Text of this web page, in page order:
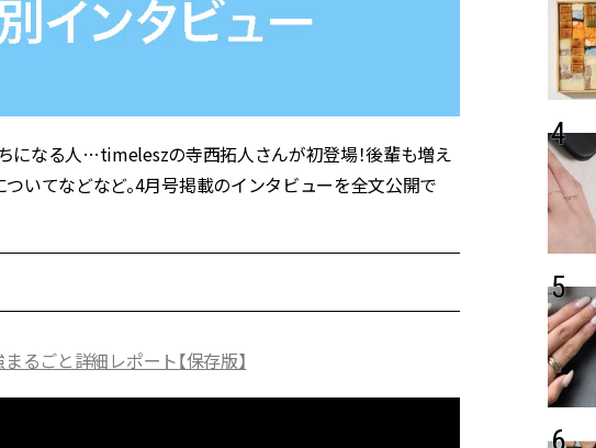
になる人…timeleszの寺西拓人さんが初登場！後輩も増え
いてなどなど。4月号掲載のインタビューを全文公開で
るごと詳細レポート【保存版】
【落ちない名品リップ10選】塗
り直しできない・皮むけしやす
BEAUTY Aug, 5, 2026
忙しい毎日に「うるおいター
ボ」を。新【SOFINA BASIC＋】
シィ]
ト！30代の夏枯れ肌を救う「先
回りエイジングケア」美容液3選
WEDDING Dec, 24, 2025
【結婚式のお呼ばれバッグ最新
事情】アンテプリマ、プラダetc.